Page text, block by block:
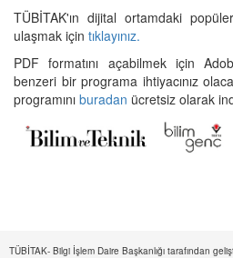
TÜBİTAK'ın dijital ortamdaki
ulaşmak için tıklayınız.
PDF formatını açabilmek için
benzeri bir programa ihtiyacınız
programını buradan ücretsiz olarak
TÜBİTAK- Bilgi İşlem Daire Başkanlığı tarafından